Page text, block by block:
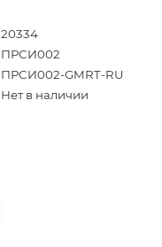
20334
ПРСИ002
ПРСИ002-GMRT-RU
Нет в наличии